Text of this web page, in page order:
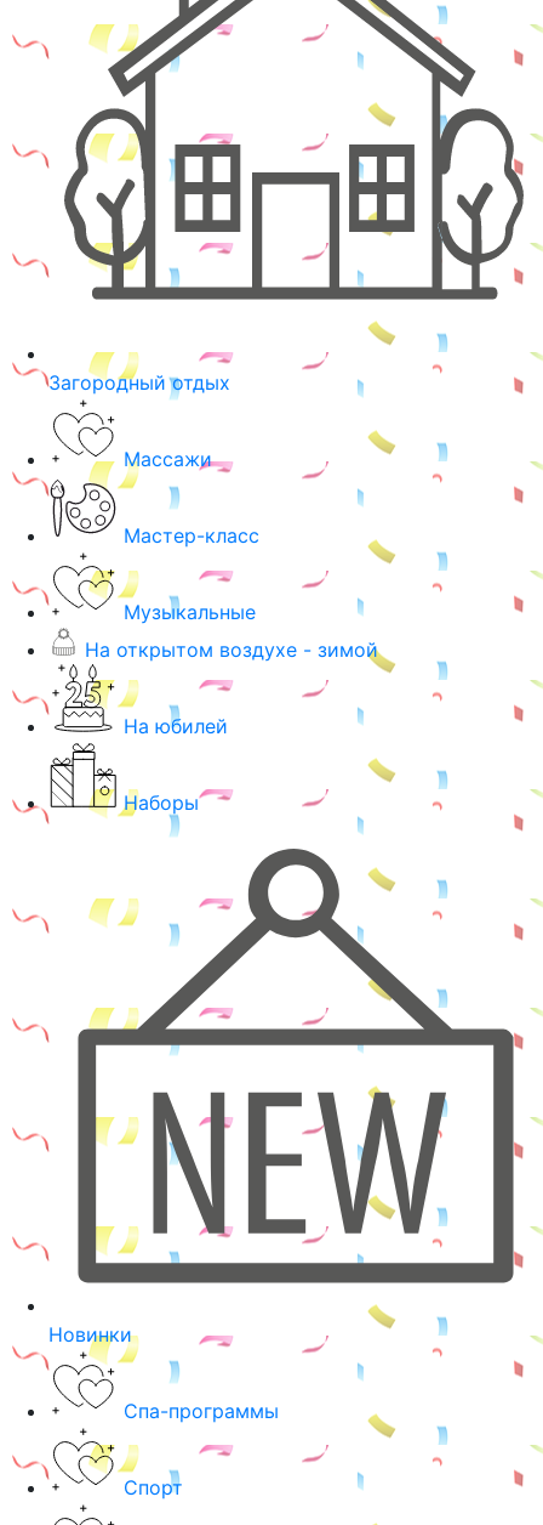
Загородный отдых
Массажи
Мастер-класс
Музыкальные
На открытом воздухе - зимой
На юбилей
Наборы
Новинки
Спа-программы
Спорт